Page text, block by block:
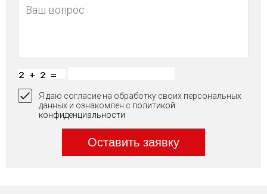
Я даю согласие на обработку своих персональных
данных и ознакомлен с политикой
конфиденциальности
Оставить заявку